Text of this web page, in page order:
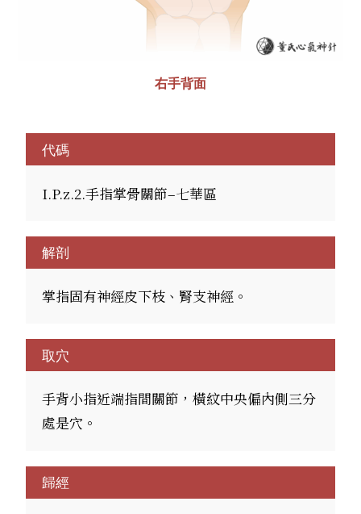
右手背面
代碼
I.P.z.2.手指掌骨關節–七華區
解剖
掌指固有神經皮下枝、腎支神經。
取穴
手背小指近端指間關節，橫紋中央偏內側三分
處是穴。
歸經